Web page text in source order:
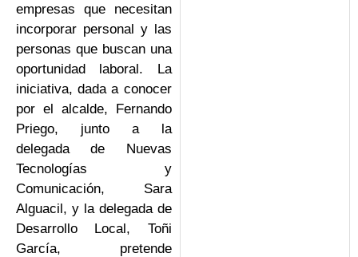
empresas que necesitan
incorporar personal y las
personas que buscan una
oportunidad laboral. La
iniciativa, dada a conocer
por el alcalde, Fernando
Priego, junto a la
delegada de Nuevas
Tecnologías y
Comunicación, Sara
Alguacil, y la delegada de
Desarrollo Local, Toñi
García, pretende